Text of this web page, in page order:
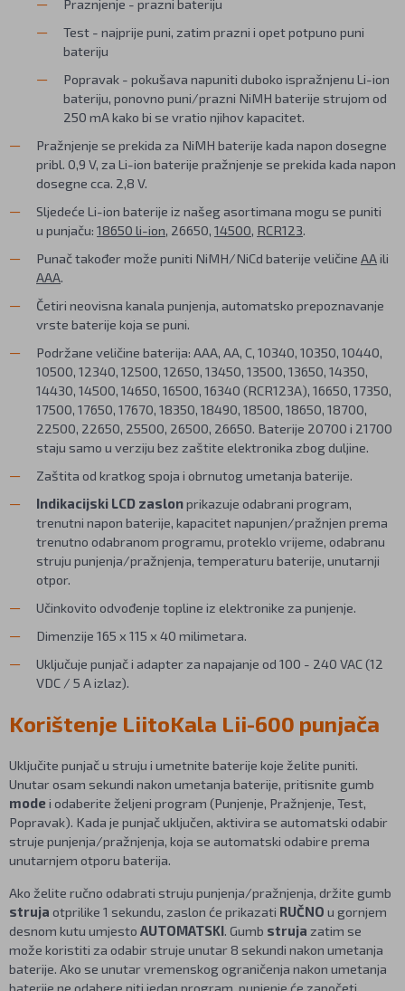
Praznjenje - prazni bateriju
Test - najprije puni, zatim prazni i opet potpuno puni
bateriju
Popravak - pokušava napuniti duboko ispražnjenu Li-ion
bateriju, ponovno puni/prazni NiMH baterije strujom od
250 mA kako bi se vratio njihov kapacitet.
Pražnjenje se prekida za NiMH baterije kada napon dosegne
pribl. 0,9 V, za Li-ion baterije pražnjenje se prekida kada napon
dosegne cca. 2,8 V.
Sljedeće Li-ion baterije iz našeg asortimana mogu se puniti
u punjaču: 18650 li-ion, 26650, 14500, RCR123.
Punač također može puniti NiMH/NiCd baterije veličine AAili
AAA.
Četiri neovisna kanala punjenja, automatsko prepoznavanje
vrste baterije koja se puni.
Podržane veličine baterija: AAA, AA, C, 10340, 10350, 10440,
10500, 12340, 12500, 12650, 13450, 13500, 13650, 14350,
14430, 14500, 14650, 16500, 16340 (RCR123A), 16650, 17350,
17500, 17650, 17670, 18350, 18490, 18500, 18650, 18700,
22500, 22650, 25500, 26500, 26650. Baterije 20700 i 21700
staju samo u verziju bez zaštite elektronika zbog duljine.
Zaštita od kratkog spoja i obrnutog umetanja baterije.
Indikacijski LCD zaslonprikazuje odabrani program,
trenutni napon baterije, kapacitet napunjen/pražnjen prema
trenutno odabranom programu, proteklo vrijeme, odabranu
struju punjenja/pražnjenja, temperaturu baterije, unutarnji
otpor.
Učinkovito odvođenje topline iz elektronike za punjenje.
Dimenzije 165 x 115 x 40 milimetara.
Uključuje punjač i adapter za napajanje od 100 - 240 VAC (12
VDC / 5 A izlaz).
Korištenje LiitoKala Lii-600 punjača
Uključite punjač u struju i umetnite baterije koje želite puniti.
Unutar osam sekundi nakon umetanja baterije, pritisnite gumb
modei odaberite željeni program (Punjenje, Pražnjenje, Test,
Popravak). Kada je punjač uključen, aktivira se automatski odabir
struje punjenja/pražnjenja, koja se automatski odabire prema
unutarnjem otporu baterija.
Ako želite ručno odabrati struju punjenja/pražnjenja, držite gumb
struja otprilike 1 sekundu, zaslon će prikazati RUČNO u gornjem
desnom kutu umjesto AUTOMATSKI. Gumb struja zatim se
može koristiti za odabir struje unutar 8 sekundi nakon umetanja
baterije. Ako se unutar vremenskog ograničenja nakon umetanja
baterije ne odabere niti jedan program, punjenje će započeti